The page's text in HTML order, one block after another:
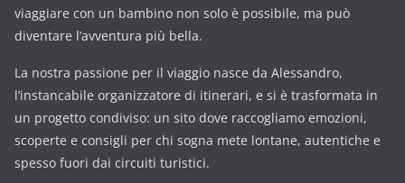
viaggiare con un bambino non solo è possibile, ma può
diventare l’avventura più bella.
La nostra passione per il viaggio nasce da Alessandro,
l’instancabile organizzatore di itinerari, e si è trasformata in
un progetto condiviso: un sito dove raccogliamo emozioni,
scoperte e consigli per chi sogna mete lontane, autentiche e
spesso fuori dai circuiti turistici.